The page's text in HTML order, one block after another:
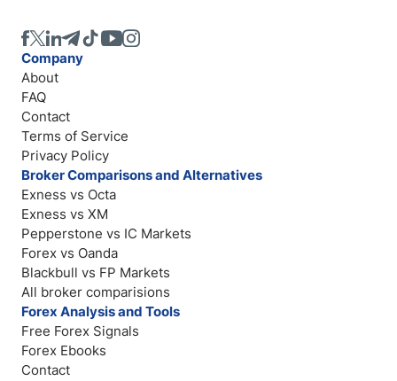
Company
About
FAQ
Contact
Terms of Service
Privacy Policy
Broker Comparisons and Alternatives
Exness vs Octa
Exness vs XM
Pepperstone vs IC Markets
Forex vs Oanda
Blackbull vs FP Markets
All broker comparisions
Forex Analysis and Tools
Free Forex Signals
Forex Ebooks
Contact